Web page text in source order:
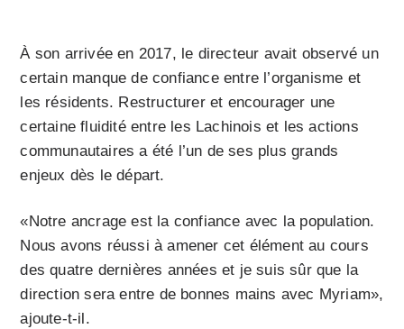
À son arrivée en 2017, le directeur avait observé un
certain manque de confiance entre l’organisme et
les résidents. Restructurer et encourager une
certaine fluidité entre les Lachinois et les actions
communautaires a été l’un de ses plus grands
enjeux dès le départ.
«Notre ancrage est la confiance avec la population.
Nous avons réussi à amener cet élément au cours
des quatre dernières années et je suis sûr que la
direction sera entre de bonnes mains avec Myriam»,
ajoute-t-il.